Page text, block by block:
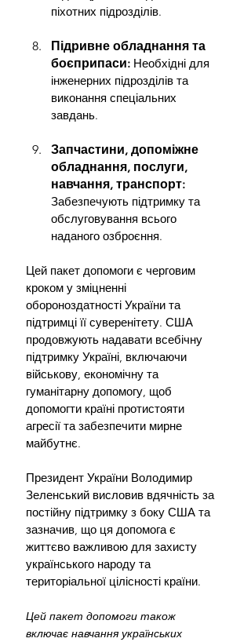
піхотних підрозділів.
Підривне обладнання та
боєприпаси: Необхідні для
інженерних підрозділів та
виконання спеціальних
завдань.
Запчастини, допоміжне
обладнання, послуги,
навчання, транспорт:
Забезпечують підтримку та
обслуговування всього
наданого озброєння.
Цей пакет допомоги є черговим
кроком у зміцненні
обороноздатності України та
підтримці її суверенітету. США
продовжують надавати всебічну
підтримку Україні, включаючи
військову, економічну та
гуманітарну допомогу, щоб
допомогти країні протистояти
агресії та забезпечити мирне
майбутнє.
Президент України Володимир
Зеленський висловив вдячність за
постійну підтримку з боку США та
зазначив, що ця допомога є
життєво важливою для захисту
українського народу та
територіальної цілісності країни.
Цей пакет допомоги також
включає навчання українських